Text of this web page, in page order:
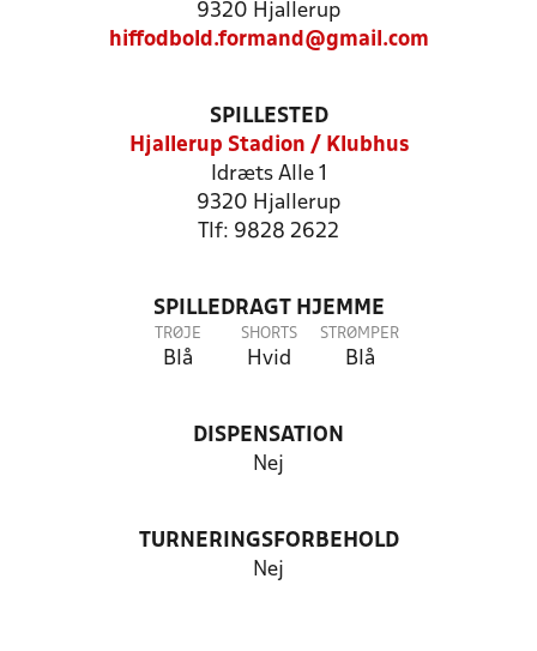
9320 Hjallerup
hiffodbold.formand@gmail.com
SPILLESTED
Hjallerup Stadion / Klubhus
Idræts Alle 1
9320 Hjallerup
Tlf: 9828 2622
SPILLEDRAGT HJEMME
TRØJE
Blå
SHORTS
Hvid
STRØMPER
Blå
DISPENSATION
Nej
TURNERINGSFORBEHOLD
Nej